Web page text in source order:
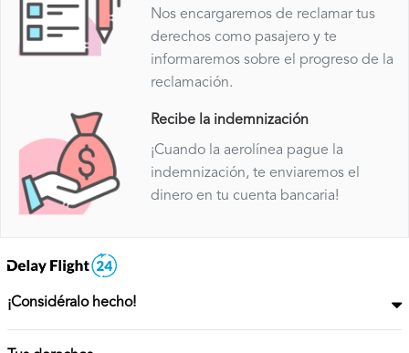
Nos encargaremos de reclamar tus
derechos como pasajero y te
informaremos sobre el progreso de la
reclamación.
Recibe la indemnización
¡Cuando la aerolínea pague la
indemnización, te enviaremos el
dinero en tu cuenta bancaria!
¡Considéralo hecho!